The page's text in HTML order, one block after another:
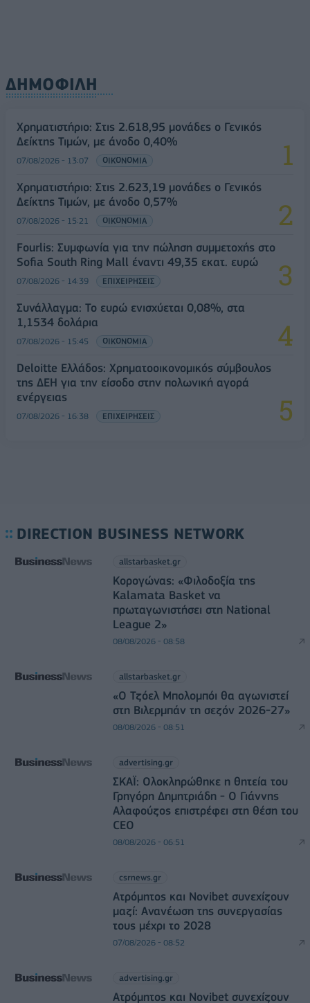
ΔΗΜΟΦΙΛΗ
Χρηματιστήριο: Στις 2.618,95 μονάδες ο Γενικός
Δείκτης Τιμών, με άνοδο 0,40%
07/08/2026 - 13:07 ΟΙΚΟΝΟΜΙΑ
Χρηματιστήριο: Στις 2.623,19 μονάδες ο Γενικός
Δείκτης Τιμών, με άνοδο 0,57%
07/08/2026 - 15:21 ΟΙΚΟΝΟΜΙΑ
Fourlis: Συμφωνία για την πώληση συμμετοχής στο
Sofia South Ring Mall έναντι 49,35 εκατ. ευρώ
07/08/2026 - 14:39 ΕΠΙΧΕΙΡΗΣΕΙΣ
Συνάλλαγμα: Το ευρώ ενισχύεται 0,08%, στα
1,1534 δολάρια
07/08/2026 - 15:45 ΟΙΚΟΝΟΜΙΑ
Deloitte Ελλάδος: Χρηματοοικονομικός σύμβουλος
της ΔΕΗ για την είσοδο στην πολωνική αγορά
ενέργειας
07/08/2026 - 16:38 ΕΠΙΧΕΙΡΗΣΕΙΣ
DIRECTION BUSINESS NETWORK
allstarbasket.gr
Κορογώνας: «Φιλοδοξία της
Kalamata Basket να
πρωταγωνιστήσει στη National
League 2»
08/08/2026 - 08:58
allstarbasket.gr
«Ο Τζόελ Μπολομπόι θα αγωνιστεί
στη Βιλερμπάν τη σεζόν 2026-27»
08/08/2026 - 08:51
advertising.gr
ΣΚΑΪ: Ολοκληρώθηκε η θητεία του
Γρηγόρη Δημητριάδη - Ο Γιάννης
Αλαφούζος επιστρέφει στη θέση του
CEO
08/08/2026 - 06:51
csrnews.gr
Ατρόμητος και Novibet συνεχίζουν
μαζί: Ανανέωση της συνεργασίας
τους μέχρι το 2028
07/08/2026 - 08:52
advertising.gr
Ατρόμητος και Novibet συνεχίζουν